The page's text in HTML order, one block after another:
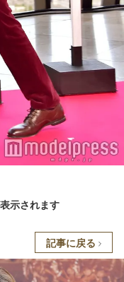
示されます
記事に戻る